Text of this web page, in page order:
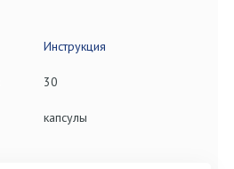
Инструкция
30
капсулы